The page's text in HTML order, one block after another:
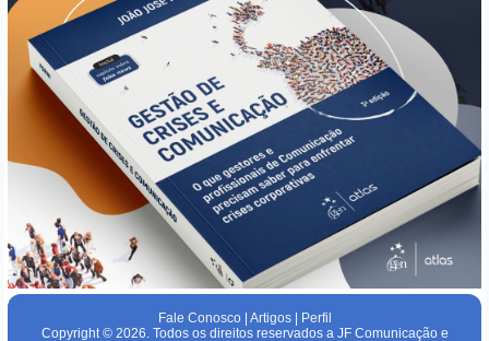
Fale Conosco| Artigos| Perfil
Copyright © 2026. Todos os direitos reservados a JF Comunicação e